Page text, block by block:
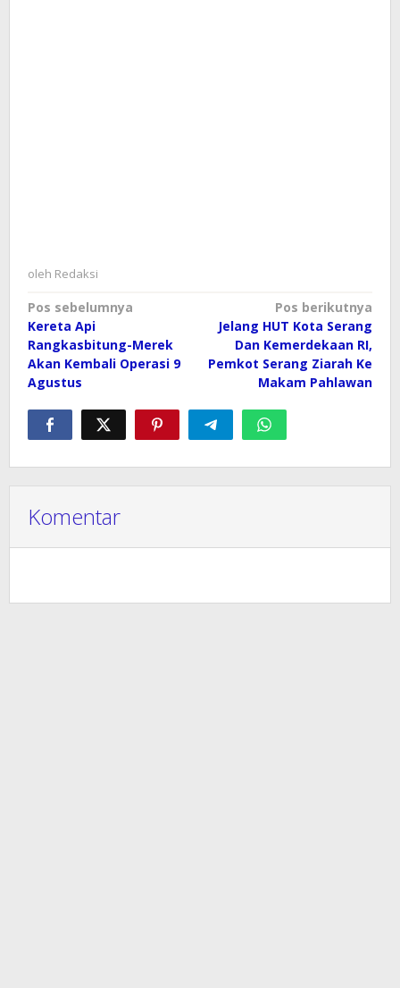
oleh Redaksi
Navigasi
pos
Pos sebelumnya
Kereta Api
Rangkasbitung-Merek
Akan Kembali Operasi 9
Agustus
Pos berikutnya
Jelang HUT Kota Serang
Dan Kemerdekaan RI,
Pemkot Serang Ziarah Ke
Makam Pahlawan
Komentar